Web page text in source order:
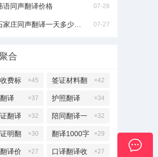
语同声翻译价格 07-28
07-27
合
×45
费标
×42
签证材料翻
译
×37
译 ×34
护照翻译
×32
翻译 ×32
陪同翻译一
天多少钱
×30
明翻
×29
翻译1000字
多少钱
×27
译价
×27
口译翻译收